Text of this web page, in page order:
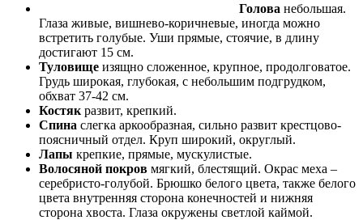
Голова небольшая.
Глаза живые, вишнево-коричневые, иногда можно
встретить голубые. Уши прямые, стоячие, в длину
достигают 15 см.
Туловище изящно сложенное, крупное, продолговатое.
Грудь широкая, глубокая, с небольшим подгрудком,
обхват 37-42 см.
Костяк развит, крепкий.
Спина слегка аркообразная, сильно развит крестцово-
поясничный отдел. Круп широкий, округлый.
Лапы крепкие, прямые, мускулистые.
Волосяной покров мягкий, блестящий. Окрас меха –
серебристо-голубой. Брюшко белого цвета, также белого
цвета внутренняя сторона конечностей и нижняя
сторона хвоста. Глаза окружены светлой каймой.